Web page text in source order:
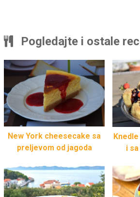
Pogledajte i ostale
New York cheesecake sa
preljevom od jagoda
i